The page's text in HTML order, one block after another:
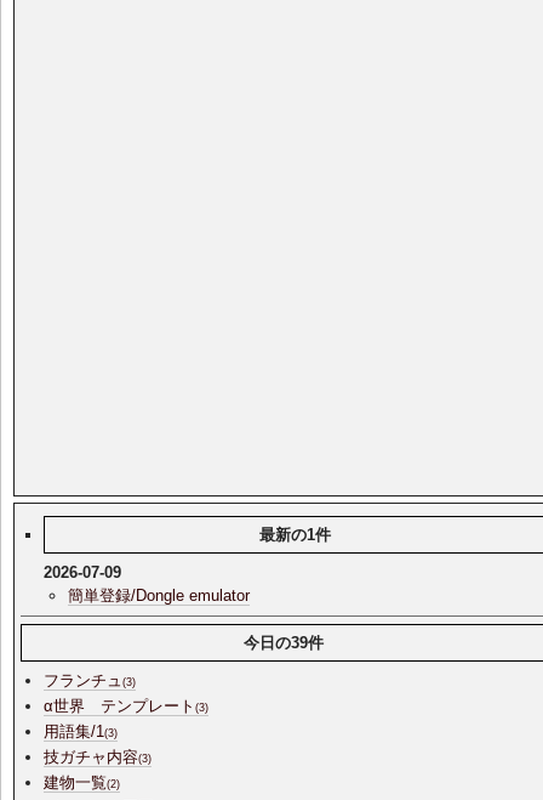
最新の1件
2026-07-09
簡単登録/Dongle emulator
今日の39件
フランチュ(3)
α世界 テンプレート(3)
用語集/1(3)
技ガチャ内容(3)
建物一覧(2)